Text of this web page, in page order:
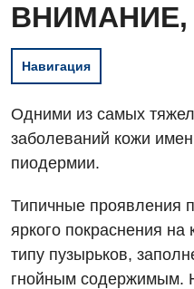
Навигация
Одними из самых
заболеваний кожи
пиодермии.
Типичные проявления
яркого покраснения
типу пузырьков,
гнойным содержимым.